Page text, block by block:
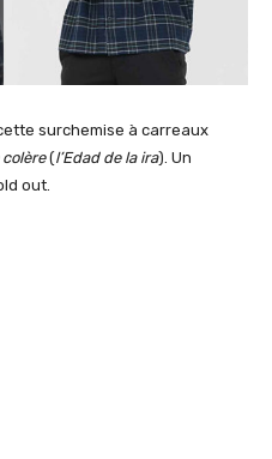
surchemise à carreaux
colère(l’Edad de la ira). Un
out.